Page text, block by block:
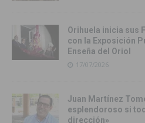
Orihuela inicia sus
con la Exposición
Enseña del Oriol
17/07/2026
Juan Martínez
esplendoroso si
dirección»